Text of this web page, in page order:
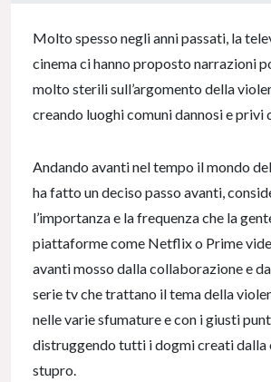
Molto spesso negli anni passati, la
cinema ci hanno proposto narrazioni
molto sterili sull’argomento della
creando luoghi comuni dannosi e privi
Andando avanti nel tempo il mondo
ha fatto un deciso passo avanti,
l’importanza e la frequenza che la
piattaforme come Netflix o Prime
avanti mosso dalla collaborazione e
serie tv che trattano il tema della
nelle varie sfumature e con i giusti
distruggendo tutti i dogmi creati dalla
stupro.